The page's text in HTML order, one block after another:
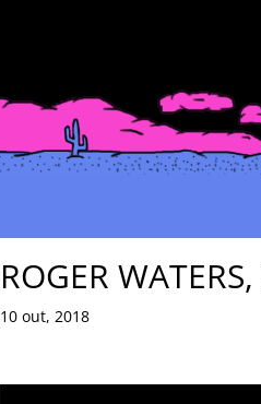
ROGER
10 out, 2018